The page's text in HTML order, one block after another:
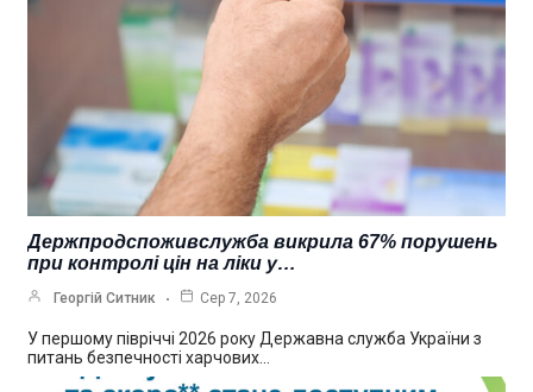
Держпродспоживслужба викрила 67% порушень
при контролі цін на ліки у…
Георгій Ситник Сер 7, 2026
У першому півріччі 2026 року Державна служба України з
питань безпечності харчових…